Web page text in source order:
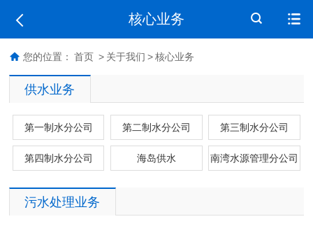
核心业务
您的位置： 首页 > 关于我们 > 核心业务
供水业务
第一制水分公司 第二制水分公司 第三制水分公司
第四制水分公司 海岛供水 南湾水源管理分公司
污水处理业务